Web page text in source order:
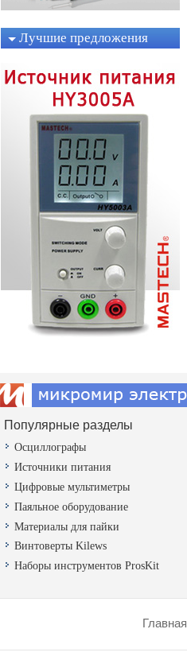
Лучшие предложения
Популярные разделы
Осциллографы
Источники питания
Цифровые мультиметры
Паяльное оборудование
Материалы для пайки
Винтоверты Kilews
Наборы инструментов ProsKit
Главная